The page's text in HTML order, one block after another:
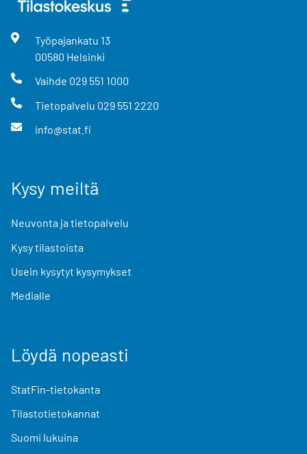
Työpajankatu 13
00580 Helsinki
Vaihde 029 551 1000
Tietopalvelu 029 551 2220
info@stat.fi
Kysy meiltä
Neuvonta ja tietopalvelu
Kysy tilastoista
Usein kysytyt kysymykset
Medialle
Löydä nopeasti
StatFin-tietokanta
Tilastotietokannat
Suomi lukuina